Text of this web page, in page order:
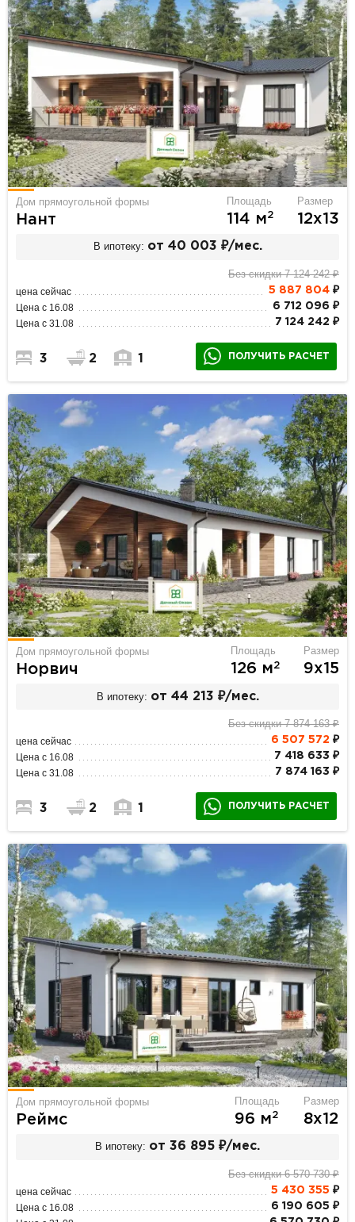
Дом прямоугольной формы
Нант
Площадь
114 м2
Размер
12х13
В ипотеку: от 40 003 ₽/мес.
Без скидки 7 124 242 ₽
цена сейчас 5 887 804₽
Цена с 16.08 6 712 096 ₽
Цена с 31.08 7 124 242 ₽
3 2 1 ПОЛУЧИТЬ РАСЧЕТ
Дом прямоугольной формы
Норвич
Площадь
126 м2
Размер
9х15
В ипотеку: от 44 213 ₽/мес.
Без скидки 7 874 163 ₽
цена сейчас 6 507 572 ₽
Цена с 16.08 7 418 633 ₽
Цена с 31.08 7 874 163 ₽
3 2 1 ПОЛУЧИТЬ РАСЧЕТ
Дом прямоугольной формы
Реймс
Площадь
96 м2
Размер
8х12
В ипотеку: от 36 895 ₽/мес.
Без скидки 6 570 730 ₽
цена сейчас 5 430 355 ₽
Цена с 16.08 6 190 605 ₽